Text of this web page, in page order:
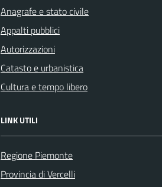
Anagrafe e stato civile
Appalti pubblici
Autorizzazioni
Catasto e urbanistica
Cultura e tempo libero
LINK UTILI
Regione Piemonte
Provincia di Vercelli